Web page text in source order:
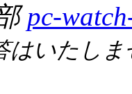
pc-
はいたしま